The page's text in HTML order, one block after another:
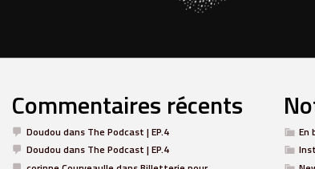
Commentaires récents
Doudou dans The Podcast | EP.4
Doudou dans The Podcast | EP.4
En